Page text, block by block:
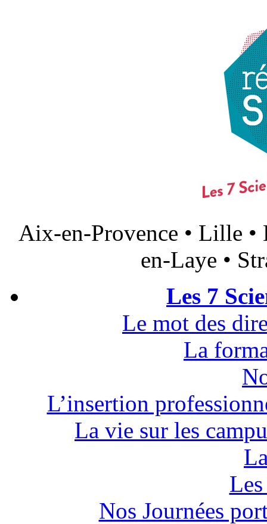
Aix-en-Provence • Lille •
en-Laye •
Les 7
Le mot des
La
L’insertion
La vie sur les
Nos Journées